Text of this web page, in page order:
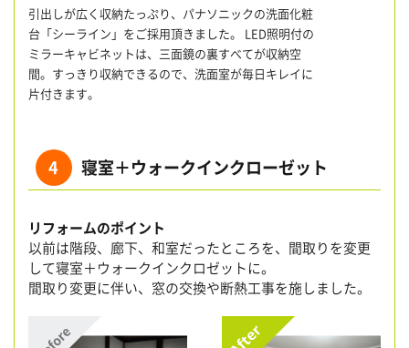
引出しが広く収納たっぷり、パナソニックの洗面化粧
台「シーライン」をご採用頂きました。 LED照明付の
ミラーキャビネットは、三面鏡の裏すべてが収納空
間。すっきり収納できるので、洗面室が毎日キレイに
片付きます。
4 寝室＋ウォークインクローゼット
リフォームのポイント
以前は階段、廊下、和室だったところを、間取りを変更
して寝室＋ウォークインクロゼットに。
間取り変更に伴い、窓の交換や断熱工事を施しました。